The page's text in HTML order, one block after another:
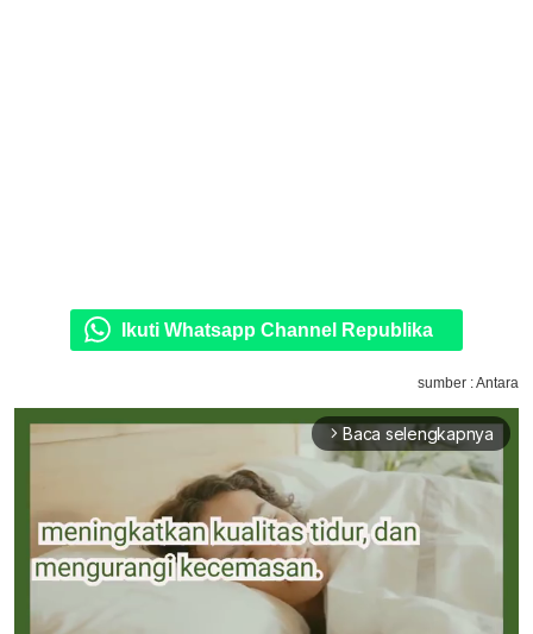
Ikuti Whatsapp Channel Republika
sumber : Antara
arrow_forward_ios Baca selengkapnya